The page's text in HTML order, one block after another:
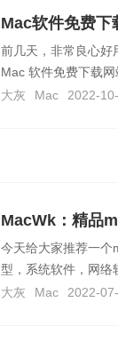
Mac软件免费下
前几天，非常良心好
Mac 软件免费下载
大灰
Mac 2022-
MacWk：精品
今天给大家推荐一个
型，系统软件，网络
大灰
Mac 2022-